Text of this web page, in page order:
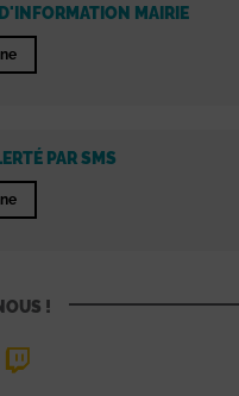
MAIRIE
PAR SMS
!